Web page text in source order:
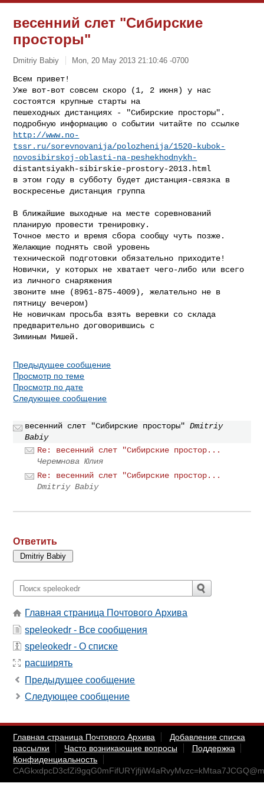
весенний слет "Сибирские
просторы"
Dmitriy Babiy Mon, 20 May 2013 21:10:46 -0700
Всем привет!
Уже вот-вот совсем скоро (1, 2 июня) у нас
состоятся крупные старты на
пешеходных дистанциях - "Сибирские просторы".
http://www.no-
tssr.ru/sorevnovanija/polozhenija/1520-kubok-
novosibirskoj-oblasti-na-peshekhodnykh-
distantsiyakh-sibirskie-prostory-2013.html
в этом году в субботу будет дистанция-связка в
воскресенье дистанция группа
В ближайшие выходные на месте соревнований
планирую провести тренировку.
Точное место и время сбора сообщу чуть позже.
Желающие поднять свой уровень
технической подготовки обязательно приходите!
Новички, у которых не хватает чего-либо или всего
из личного снаряжения
звоните мне (8961-875-4009), желательно не в
пятницу вечером)
Не новичкам просьба взять веревки со склада
предварительно договорившись с
Предыдущее сообщение
Просмотр по теме
Просмотр по дате
Следующее сообщение
весенний слет "Сибирские просторы" Dmitriy
Babiy
Re: весенний слет "Сибирские простор...
Черемнова Юлия
Re: весенний слет "Сибирские простор...
Dmitriy Babiy
Ответить
Главная страница Почтового Архива
speleokedr - Все сообщения
speleokedr - О списке
расширять
Предыдущее сообщение
Следующее сообщение
Главная страница Почтового Архива
Добавление списка
рассылки
Часто возникающие вопросы
Поддержка
Конфиденциальность